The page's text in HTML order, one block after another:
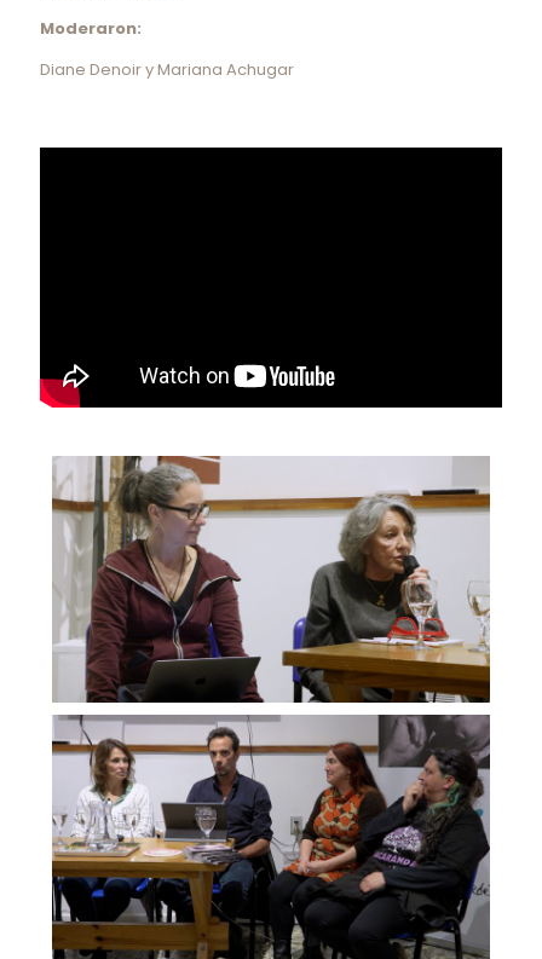
Moderaron:
Diane Denoir y Mariana Achugar